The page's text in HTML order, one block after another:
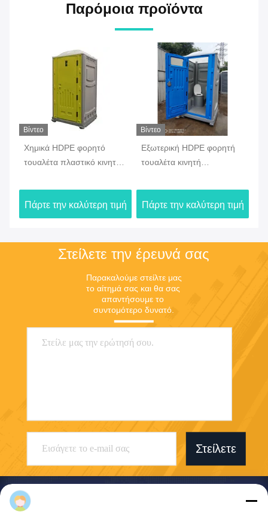
Παρόμοια προϊόντα
φορητό
πλαστικό κινητό
στο πάρκο
καλύτερη τιμή
Βίντεο
Εξωτερική HDPE φορητή
τουαλέτα κινητή
καμπίνα για ορυχεία
Πάρτε την καλύτερη τιμή
Βίντεο
τουαλέτα
φορητή τουαλέτα
Πάρτε την
Στείλετε την έρευνά σας
Παρακαλούμε στείλτε μας
το αίτημά σας και θα σας
απαντήσουμε το
συντομότερο δυνατό.
Στείλετε